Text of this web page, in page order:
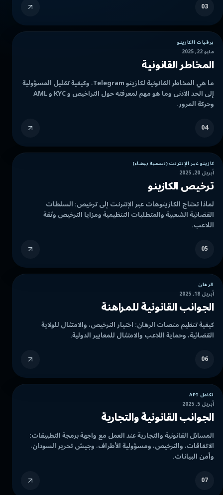
03
برقيات الكازينو
مايو 22, 2025
المخاطر القانونية
ما هي المخاطر القانونية لكازينو Telegram، وكيفية تقليل المسؤولية
إلى الحد الأدنى وما هو مهم لمعرفته حول التراخيص و KYC و AML
وحركة المرور.
04
كازينو عبر الإنترنت (تسمية بيضاء)
أبريل 20, 2025
ترخيص الكازينو
لماذا تحتاج الكازينوهات عبر الإنترنت إلى ترخيص: السلطات
القضائية الشعبية والمتطلبات التنظيمية ومزايا الترخيص وثقة
اللاعب.
05
الرهان
أبريل 18, 2025
الجوانب القانونية للمراهنة
كيفية تنظيم منصات الرهان: اختيار الترخيص، والامتثال للولاية
القضائية، وحماية اللاعب والامتثال للمعايير الدولية.
06
تكامل API
أبريل 5, 2025
الجوانب القانونية والتجارية
المسائل القانونية والتجارية عند العمل مع واجهة برمجة التطبيقات:
الاتفاقات، والترخيص، ومسؤولية الأطراف، وجيش تحرير السودان،
وأمن البيانات.
07